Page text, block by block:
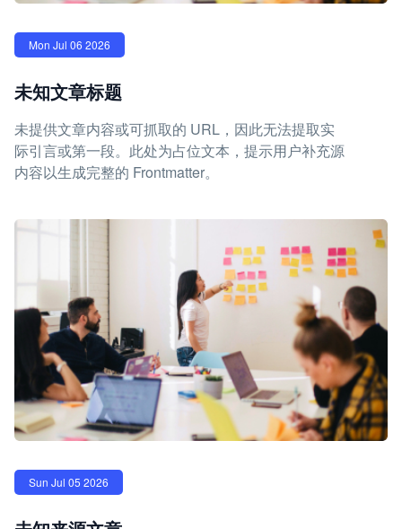
Mon Jul 06 2026
未知文章标题
未提供文章内容或可抓取的 URL，因此无法提取实
际引言或第一段。此处为占位文本，提示用户补充源
内容以生成完整的 Frontmatter。
Sun Jul 05 2026